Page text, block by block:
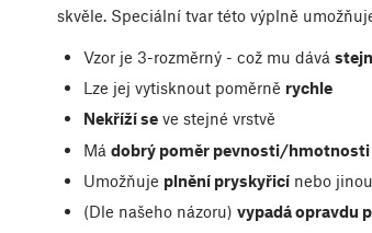
skvěle. Speciální tvar této výplně
Vzor je 3-rozměrný - což mu dává
Lze jej vytisknout poměrně rychle
Nekříží seve stejné vrstvě
Má dobrý poměr pevnosti/hmotnosti
Umožňuje plnění pryskyřicínebo
(Dle našeho názoru) vypadá opravdu